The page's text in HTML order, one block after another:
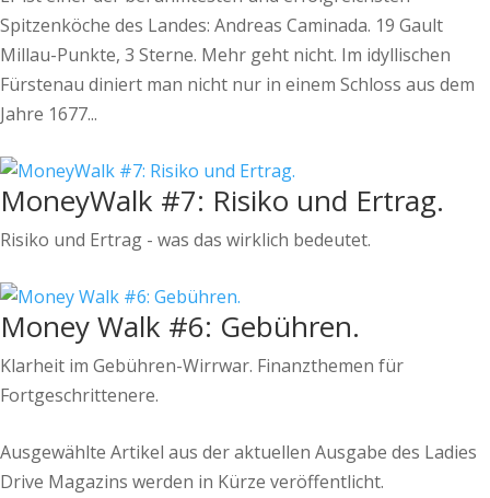
Spitzenköche des Landes: Andreas Caminada. 19 Gault
Millau-Punkte, 3 Sterne. Mehr geht nicht. Im idyllischen
Fürstenau diniert man nicht nur in einem Schloss aus dem
Jahre 1677...
MoneyWalk #7: Risiko und Ertrag.
Risiko und Ertrag - was das wirklich bedeutet.
Money Walk #6: Gebühren.
Klarheit im Gebühren-Wirrwar. Finanzthemen für
Fortgeschrittenere.
Ausgewählte Artikel aus der aktuellen Ausgabe des Ladies
Drive Magazins werden in Kürze veröffentlicht.